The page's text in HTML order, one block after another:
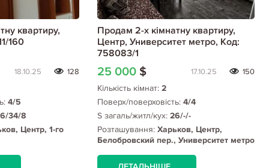
квартиру,
160
18.10.25 128
4/5
34/8
Центр, 1-го
Продам 2-х кімнатну квартиру,
Центр, Университет метро, Код:
758083/1
25 000 $ 17.10.25 150
Кількість кімнат: 2
Поверх/поверховість: 4/4
S загаль/житл/кух: 26/-/-
Розташування: Харьков, Центр,
Белобровский пер., Университет метро